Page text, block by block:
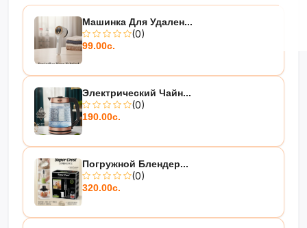
Машинка Для Удален...
(0)
99.00с.
Электрический Чайн...
(0)
190.00с.
Погружной Блендер...
(0)
320.00с.